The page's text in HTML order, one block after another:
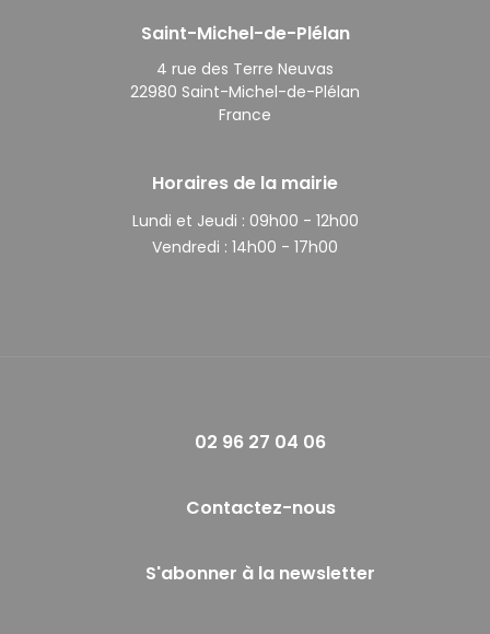
Saint-Michel-de-Plélan
4 rue des Terre Neuvas
22980 Saint-Michel-de-Plélan
France
Horaires de la mairie
Lundi et Jeudi : 09h00 - 12h00
Vendredi : 14h00 - 17h00
02 96 27 04 06
Contactez-nous
S'abonner à la newsletter